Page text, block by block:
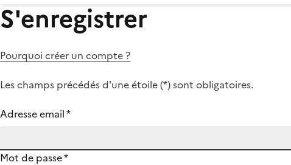
S'enregistrer
Pourquoi créer un compte ?
Les champs précédés d'une étoile (*) sont obligatoires.
Adresse email*
Mot de passe*